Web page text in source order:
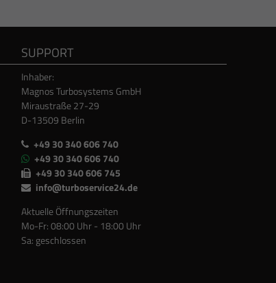
SUPPORT
Inhaber:
Magnos Turbosystems GmbH
Miraustraße 27-29
D-13509 Berlin
+49 30 340 606 740
+49 30 340 606 740
+49 30 340 606 745
info@turboservice24.de
Aktuelle Öffnungszeiten
Mo-Fr: 08:00 Uhr - 18:00 Uhr
Sa: geschlossen